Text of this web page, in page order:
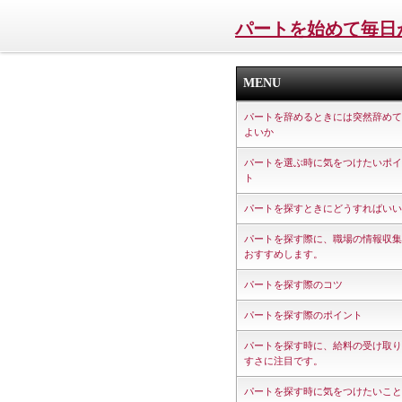
パートを始めて毎日
MENU
パートを辞めるときには突然辞め
よいか
パートを選ぶ時に気をつけたいポ
ト
パートを探すときにどうすればい
パートを探す際に、職場の情報収
おすすめします。
パートを探す際のコツ
パートを探す際のポイント
パートを探す時に、給料の受け取
すさに注目です。
パートを探す時に気をつけたいこと